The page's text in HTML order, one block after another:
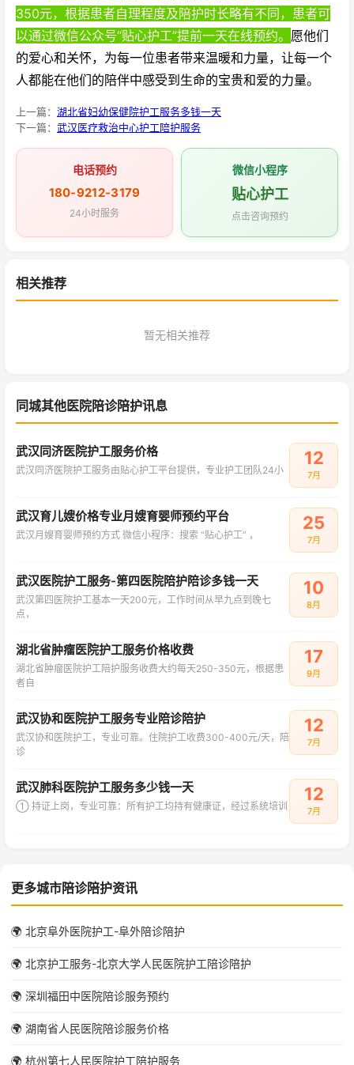
350元，根据患者自理程度及陪护时长略有不同，患者可
以通过微信公众号“贴心护工”提前一天在线预约。 愿他们
的爱心和关怀，为每一位患者带来温暖和力量，让每一个
人都能在他们的陪伴中感受到生命的宝贵和爱的力量。
上一篇： 湖北省妇幼保健院护工服务多钱一天
下一篇： 武汉医疗救治中心护工陪护服务
电话预约
180-9212-3179
24小时服务
微信小程序
贴心护工
点击咨询预约
相关推荐
暂无相关推荐
同城其他医院陪诊陪护讯息
武汉同济医院护工服务价格
武汉同济医院护工服务由贴心护工平台提供，专业护工团队24小
12
7月
武汉育儿嫂价格专业月嫂育婴师预约平台
武汉月嫂育婴师预约方式 微信小程序：搜索 “贴心护工” ，
25
7月
武汉医院护工服务-第四医院陪护陪诊多钱一天
武汉第四医院护工基本一天200元，工作时间从早九点到晚七
点，
10
8月
湖北省肿瘤医院护工服务价格收费
湖北省肿瘤医院护工陪护服务收费大约每天250-350元，根据患
者自
17
9月
武汉协和医院护工服务专业陪诊陪护
武汉协和医院护工，专业可靠。住院护工收费300-400元/天，陪
诊
12
7月
武汉肺科医院护工服务多少钱一天
① 持证上岗，专业可靠：所有护工均持有健康证，经过系统培训
12
7月
更多城市陪诊陪护资讯
🌍 北京阜外医院护工-阜外陪诊陪护
🌍 北京护工服务-北京大学人民医院护工陪诊陪护
🌍 深圳福田中医院陪诊服务预约
🌍 湖南省人民医院陪诊服务价格
🌍 杭州第七人民医院护工陪护服务